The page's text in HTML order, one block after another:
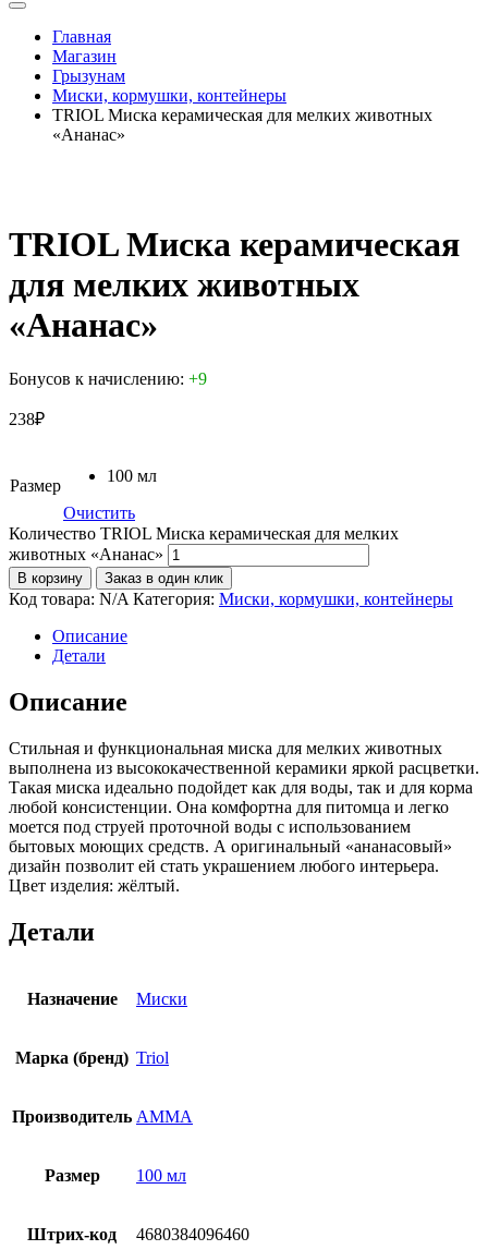
Главная
Магазин
Грызунам
Миски, кормушки, контейнеры
TRIOL Миска керамическая для мелких животных
«Ананас»
TRIOL Миска керамическая
для мелких животных
«Ананас»
Бонусов к начислению: +9
238₽
Размер
100 мл
Очистить
Количество TRIOL Миска керамическая для мелких
животных «Ананас»
В корзину Заказ в один клик
Код товара: N/A Категория: Миски, кормушки, контейнеры
Описание
Детали
Описание
Стильная и функциональная миска для мелких животных
выполнена из высококачественной керамики яркой расцветки.
Такая миска идеально подойдет как для воды, так и для корма
любой консистенции. Она комфортна для питомца и легко
моется под струей проточной воды с использованием
бытовых моющих средств. А оригинальный «ананасовый»
дизайн позволит ей стать украшением любого интерьера.
Цвет изделия: жёлтый.
Детали
Назначение Миски
Марка (бренд) Triol
Производитель АММА
Размер 100 мл
Штрих-код 4680384096460